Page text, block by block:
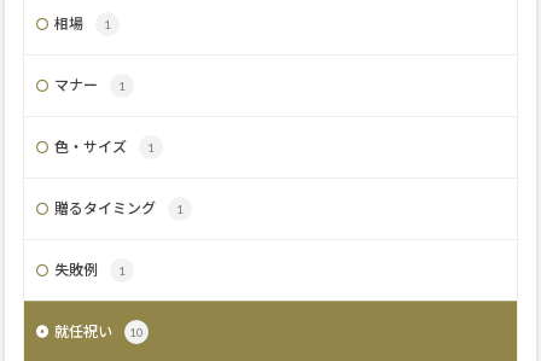
相場 1
マナー 1
色・サイズ 1
贈るタイミング 1
失敗例 1
就任祝い 10